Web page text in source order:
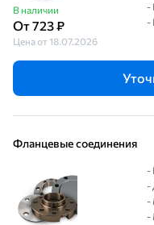
В наличии
От 723 ₽
Цена от 18.07.2026
-
-
Фланцевые соединения
-
-
-
-